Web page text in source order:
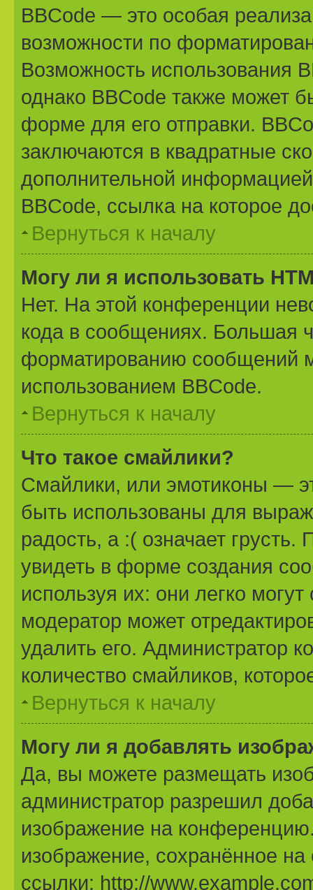
BBCode — это особая
возможности по
Возможность использования
однако BBCode также может
форме для его отправки.
заключаются в квадратные
дополнительной
BBCode, ссылка на которое
Вернуться к началу
Могу ли я использовать
Нет. На этой конференции
кода в сообщениях. Большая
форматированию сообщений
использованием BBCode.
Вернуться к началу
Что такое смайлики?
Смайлики, или эмотиконы —
быть использованы для
радость, а :( означает
увидеть в форме создания
используя их: они легко
модератор может
удалить его. Администратор
количество смайликов,
Вернуться к началу
Могу ли я добавлять
Да, вы можете размещать
администратор разрешил
изображение на
изображение, сохранённое
ссылки: http://